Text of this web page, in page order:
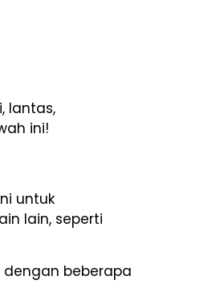
lantas,
ini!
untuk
lain, seperti
dengan beberapa